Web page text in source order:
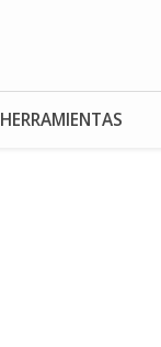
HERRAMIENTAS